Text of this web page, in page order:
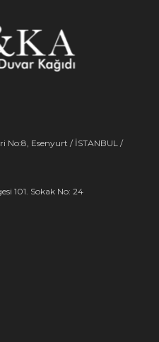
No:8, Esenyurt / İSTANBUL /
101. Sokak No: 24